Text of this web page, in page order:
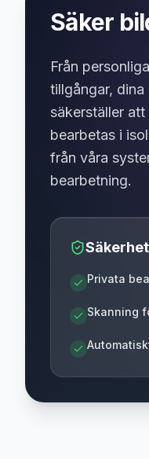
Säker
Från
tillgångar,
säkerställer
bearbetas i
från våra
bearbetning.
Privata
Skanning